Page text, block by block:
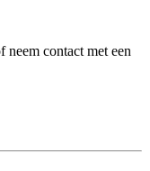
wissen Gereed
neem contact met een